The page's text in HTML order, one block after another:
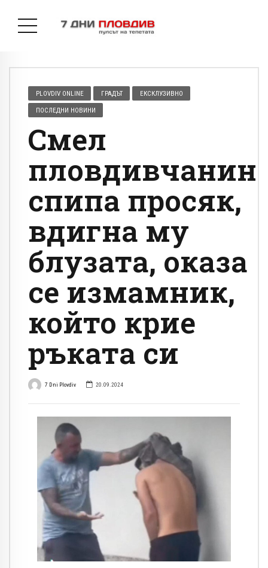
PLOVDIV ONLINE ГРАДЪТ ЕКСКЛУЗИВНО
ПОСЛЕДНИ НОВИНИ
Смел
пловдивчанин
спипа просяк,
вдигна му
блузата, оказа
се измамник,
който крие
ръката си
7 Dni Plovdiv 20.09.2024